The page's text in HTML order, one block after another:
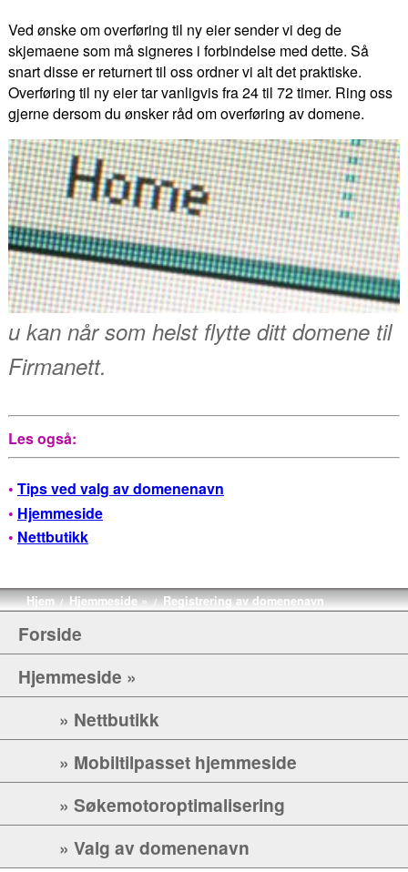
Ved ønske om overføring til ny eier sender vi deg de
skjemaene som må signeres i forbindelse med dette. Så
snart disse er returnert til oss ordner vi alt det praktiske.
Overføring til ny eier tar vanligvis fra 24 til 72 timer. Ring oss
gjerne dersom du ønsker råd om overføring av domene.
u kan når som helst flytte ditt domene til
Firmanett.
Les også:
• Tips ved valg av domenenavn
• Hjemmeside
• Nettbutikk
Hjem / Hjemmeside » / Registrering av domenenavn
Forside
Hjemmeside »
» Nettbutikk
» Mobiltilpasset hjemmeside
» Søkemotoroptimalisering
» Valg av domenenavn